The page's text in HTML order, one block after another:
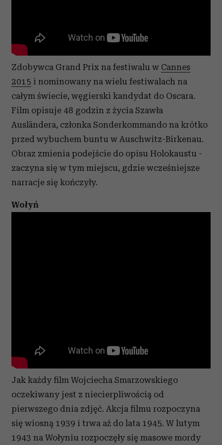
otrzymanymi od Ciebie lub uzyskanymi podczas
korzystania z ich usług.
Zdobywca Grand Prix na festiwalu w Cannes
2015 i nominowany na wielu festiwalach na
całym świecie, węgierski kandydat do Oscara.
Film opisuje 48 godzin z życia Szawła
Ausländera, członka Sonderkommando na krótko
przed wybuchem buntu w Auschwitz-Birkenau.
Obraz zmienia podejście do opisu Holokaustu -
zaczyna się w tym miejscu, gdzie wcześniejsze
narracje się kończyły.
Wołyń
Jak każdy film Wojciecha Smarzowskiego
oczekiwany jest z niecierpliwością od
pierwszego dnia zdjęć. Akcja filmu rozpoczyna
się wiosną 1939 i trwa aż do lata 1945. W lutym
1943 na Wołyniu rozpoczęły się masowe mordy